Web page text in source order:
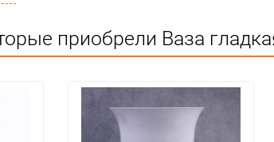
приобрели Ваза